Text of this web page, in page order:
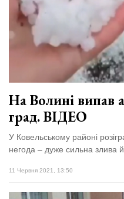
Спартакіада
VolWe...
29 Липня 2026
570 переглядів
Всі розділи
Персона
Лайф
Афіша
ZONE 18+
Контакти
Політика конфіденційності
На Волині випав
град. ВІДЕО
У Ковельському районі
негода – дуже сильна злива
11 Червня 2021, 13:50